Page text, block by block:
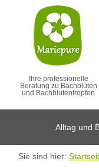
Ihre professionelle
Beratung zu Bachblüten
und Bachblütentropfen
Alltag und
Sie sind hier: